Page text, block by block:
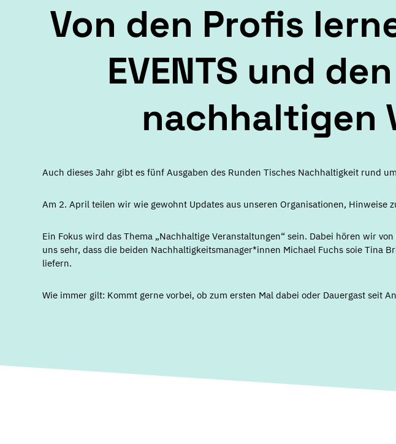
Von den Profis
EVENTS und
nachhaltigen
Auch dieses Jahr gibt es fünf Ausgaben des Runden Tisches Nachhaltigkeit rund
Am 2. April teilen wir wie gewohnt Updates aus unseren Organisationen,
Ein Fokus wird das Thema „Nachhaltige Veranstaltungen“ sein. Dabei hören wir
uns sehr, dass die beiden Nachhaltigkeitsmanager*innen Michael Fuchs soie
liefern.
Wie immer gilt: Kommt gerne vorbei, ob zum ersten Mal dabei oder Dauergast seit